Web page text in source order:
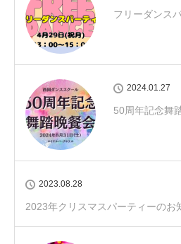
フリーダンス
2024.01.27
50周年記念舞
2023.08.28
2023年クリスマスパーティーのお